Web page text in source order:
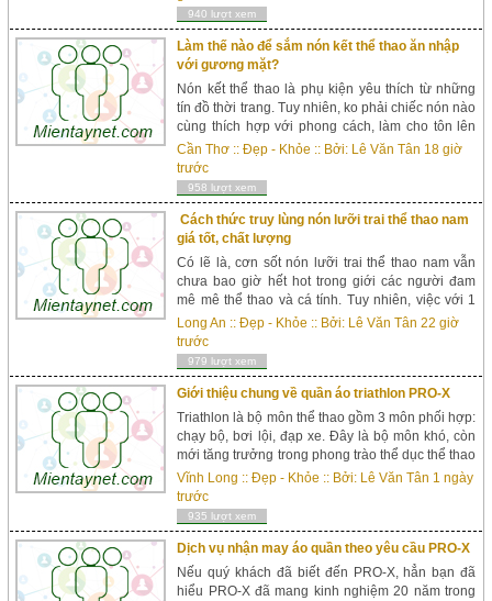
chính yếu nhận đơn...
940 lượt xem
Làm thế nào để sắm nón kết thể thao ăn nhập
với gương mặt?
Nón kết thể thao là phụ kiện yêu thích từ những
tín đồ thời trang. Tuy nhiên, ko phải chiếc nón nào
cùng thích hợp với phong cách, làm cho tôn lên
bộ mặt của bạn. Hãy cùng tham khảo những bí
quyết chọn lọc...
Cần Thơ ::Đẹp - Khỏe :: Bởi: Lê Văn Tân 18 giờ
trước
958 lượt xem
Cách thức truy lùng nón lưỡi trai thể thao nam
giá tốt, chất lượng
Có lẽ là, cơn sốt nón lưỡi trai thể thao nam vẫn
chưa bao giờ hết hot trong giới các người đam
mê mê thể thao và cá tính. Tuy nhiên, việc với 1
dòng nón vừa đẹp, hợp bắt mắt, lại chất lượng và
giá rẻ không phải là...
Long An ::Đẹp - Khỏe :: Bởi: Lê Văn Tân 22 giờ
trước
979 lượt xem
Giới thiệu chung về quần áo triathlon PRO-X
Triathlon là bộ môn thể thao gồm 3 môn phối hợp:
chạy bộ, bơi lội, đạp xe. Đây là bộ môn khó, còn
mới tăng trưởng trong phong trào thể dục thể thao
ở Việt Nam. Bởi vì những bắt buộc nghiêm nhặt
của bộ môn này bắt buộc y phục của c&aacu...
Vĩnh Long ::Đẹp - Khỏe :: Bởi: Lê Văn Tân 1 ngày
trước
935 lượt xem
Dịch vụ nhận may áo quần theo yêu cầu PRO-X
Nếu quý khách đã biết đến PRO-X, hẳn bạn đã
hiểu PRO-X đã mang kinh nghiệm 20 năm trong